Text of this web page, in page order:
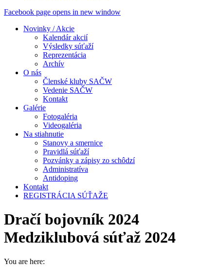
Facebook page opens in new window
Novinky / Akcie
Kalendár akcií
Výsledky súťaží
Reprezentácia
Archív
O nás
Členské kluby SAČW
Vedenie SAČW
Kontakt
Galérie
Fotogaléria
Videogaléria
Na stiahnutie
Stanovy a smernice
Pravidlá súťaží
Pozvánky a zápisy zo schôdzí
Administratíva
Antidoping
Kontakt
REGISTRÁCIA SÚŤAŽE
Dračí bojovník 2024
Medziklubová súťaž 2024
You are here: